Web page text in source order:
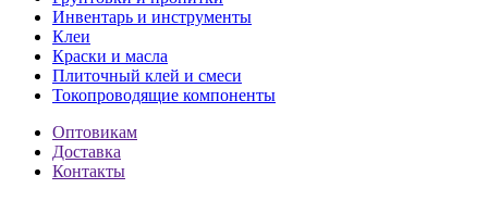
Инвентарь и инструменты
Клеи
Краски и масла
Плиточный клей и смеси
Токопроводящие компоненты
Оптовикам
Доставка
Контакты